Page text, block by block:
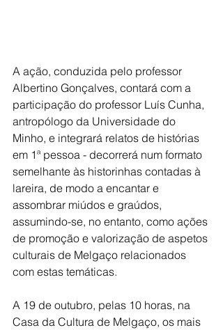
A ação, conduzida pelo professor
Albertino Gonçalves, contará com a
participação do professor Luís Cunha,
antropólogo da Universidade do
Minho, e integrará relatos de histórias
em 1ª pessoa - decorrerá num formato
semelhante às historinhas contadas à
lareira, de modo a encantar e
assombrar miúdos e graúdos,
assumindo-se, no entanto, como ações
de promoção e valorização de aspetos
culturais de Melgaço relacionados
com estas temáticas.
A 19 de outubro, pelas 10 horas, na
Casa da Cultura de Melgaço, os mais